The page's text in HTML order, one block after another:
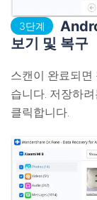
3단계
보기 및 복구
스캔이 완료되면
습니다. 저장하
클릭합니다.